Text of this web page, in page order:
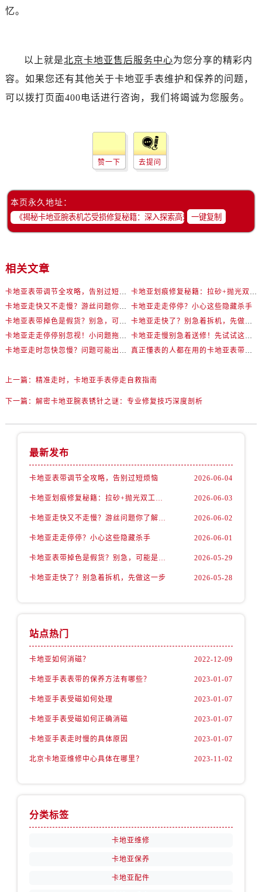
忆。
以上就是北京卡地亚售后服务中心为您分享的精彩内
容。如果您还有其他关于卡地亚手表维护和保养的问题，
可以拨打页面400电话进行咨询，我们将竭诚为您服务。
赞一下 去提问
本页永久地址：
一键复制
相关文章
卡地亚表带调节全攻略，告别过短烦恼
卡地亚划痕修复秘籍：拉砂+抛光双工艺还原如新
卡地亚走快又不走慢？游丝问题你了解多少？
卡地亚走走停停？小心这些隐藏杀手
卡地亚表带掉色是假货？别急，可能是这些日常习惯惹的祸
卡地亚走快了？别急着拆机，先做这一步
卡地亚走走停停别忽视！小问题拖成大修很烧钱
卡地亚走慢别急着送修！先试试这些方法
卡地亚走时忽快忽慢？问题可能出在你睡觉时！
真正懂表的人都在用的卡地亚表带调节技巧
上一篇： 精准走时，卡地亚手表停走自救指南
下一篇： 解密卡地亚腕表锈针之谜：专业修复技巧深度剖析
最新发布
卡地亚表带调节全攻略，告别过短烦恼 2026-06-04
卡地亚划痕修复秘籍：拉砂+抛光双工艺还原如新 2026-06-03
卡地亚走快又不走慢？游丝问题你了解多少？ 2026-06-02
卡地亚走走停停？小心这些隐藏杀手 2026-06-01
卡地亚表带掉色是假货？别急，可能是这些日常习惯惹的祸 2026-05-29
卡地亚走快了？别急着拆机，先做这一步 2026-05-28
站点热门
卡地亚如何消磁？ 2022-12-09
卡地亚手表表带的保养方法有哪些？ 2023-01-07
卡地亚手表受磁如何处理 2023-01-07
卡地亚手表受磁如何正确消磁 2023-01-07
卡地亚手表走时慢的具体原因 2023-01-07
北京卡地亚维修中心具体在哪里？ 2023-11-02
分类标签
卡地亚维修
卡地亚保养
卡地亚配件